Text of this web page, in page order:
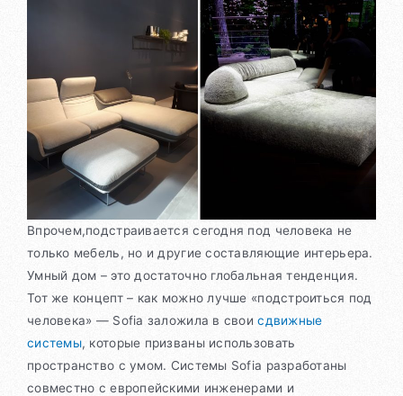
Впрочем,подстраивается сегодня под человека не
только мебель, но и другие составляющие интерьера.
Умный дом – это достаточно глобальная тенденция.
Тот же концепт – как можно лучше «подстроиться под
человека» — Sofia заложила в своисдвижные
системы, которые призваны использовать
пространство с умом. Системы Sofia разработаны
совместно с европейскими инженерами и